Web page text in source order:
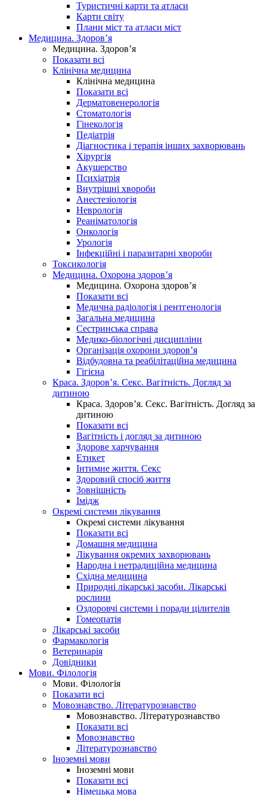
Туристичні карти та атласи
Карти світу
Плани міст та атласи міст
Медицина. Здоров’я
Медицина. Здоров’я
Показати всі
Клінічна медицина
Клінічна медицина
Показати всі
Дерматовенерологія
Стоматологія
Гінекологія
Педіатрія
Діагностика і терапія інших захворювань
Хірургія
Акушерство
Психіатрія
Внутрішні хвороби
Анестезіологія
Неврологія
Реаніматологія
Онкологія
Урологія
Інфекційні і паразитарні хвороби
Токсикологія
Медицина. Охорона здоров’я
Медицина. Охорона здоров’я
Показати всі
Медична радіологія і рентгенологія
Загальна медицина
Сестринська справа
Медико-біологічні дисципліни
Організація охорони здоров’я
Відбудовна та реабілітаційна медицина
Гігієна
Краса. Здоров’я. Секс. Вагітність. Догляд за
дитиною
Краса. Здоров’я. Секс. Вагітність. Догляд за
дитиною
Показати всі
Вагітність і догляд за дитиною
Здорове харчування
Етикет
Інтимне життя. Секс
Здоровий спосіб життя
Зовнішність
Імідж
Окремі системи лікування
Окремі системи лікування
Показати всі
Домашня медицина
Лікування окремих захворювань
Народна і нетрадиційна медицина
Східна медицина
Природні лікарські засоби. Лікарські
рослини
Оздоровчі системи і поради цілителів
Гомеопатія
Лікарські засоби
Фармакологія
Ветеринарія
Довідники
Мови. Філологія
Мови. Філологія
Показати всі
Мовознавство. Літературознавство
Мовознавство. Літературознавство
Показати всі
Мовознавство
Літературознавство
Іноземні мови
Іноземні мови
Показати всі
Німецька мова